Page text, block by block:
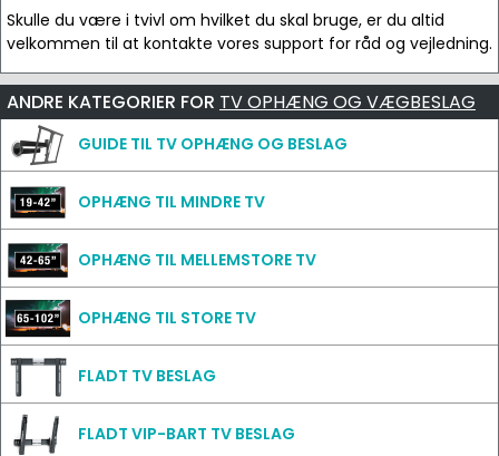
Skulle du være i tvivl om hvilket du skal bruge, er du altid
velkommen til at kontakte vores support for råd og vejledning.
ANDRE KATEGORIER FOR TV OPHÆNG OG VÆGBESLAG
GUIDE TIL TV OPHÆNG OG BESLAG
OPHÆNG TIL MINDRE TV
OPHÆNG TIL MELLEMSTORE TV
OPHÆNG TIL STORE TV
FLADT TV BESLAG
FLADT VIP-BART TV BESLAG